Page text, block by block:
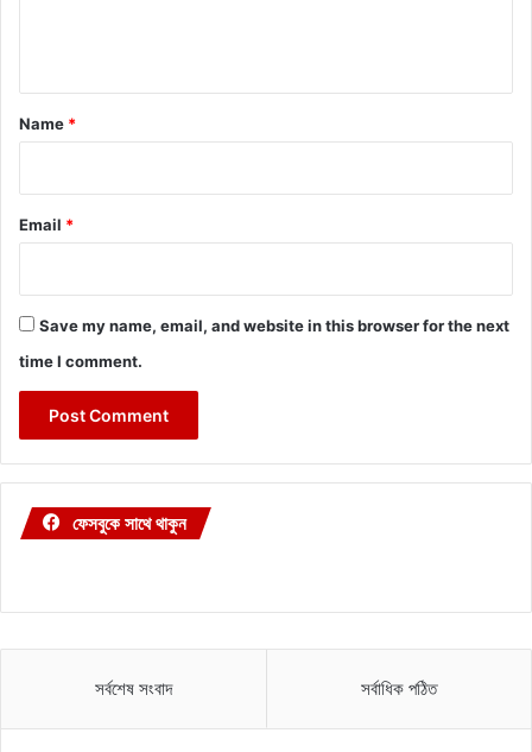
*
Name *
Email *
Save my name, email, and website in this browser for the next
time I comment.
ফেসবুকে সাথে থাকুন
সর্বশেষ সংবাদ সর্বাধিক পঠিত